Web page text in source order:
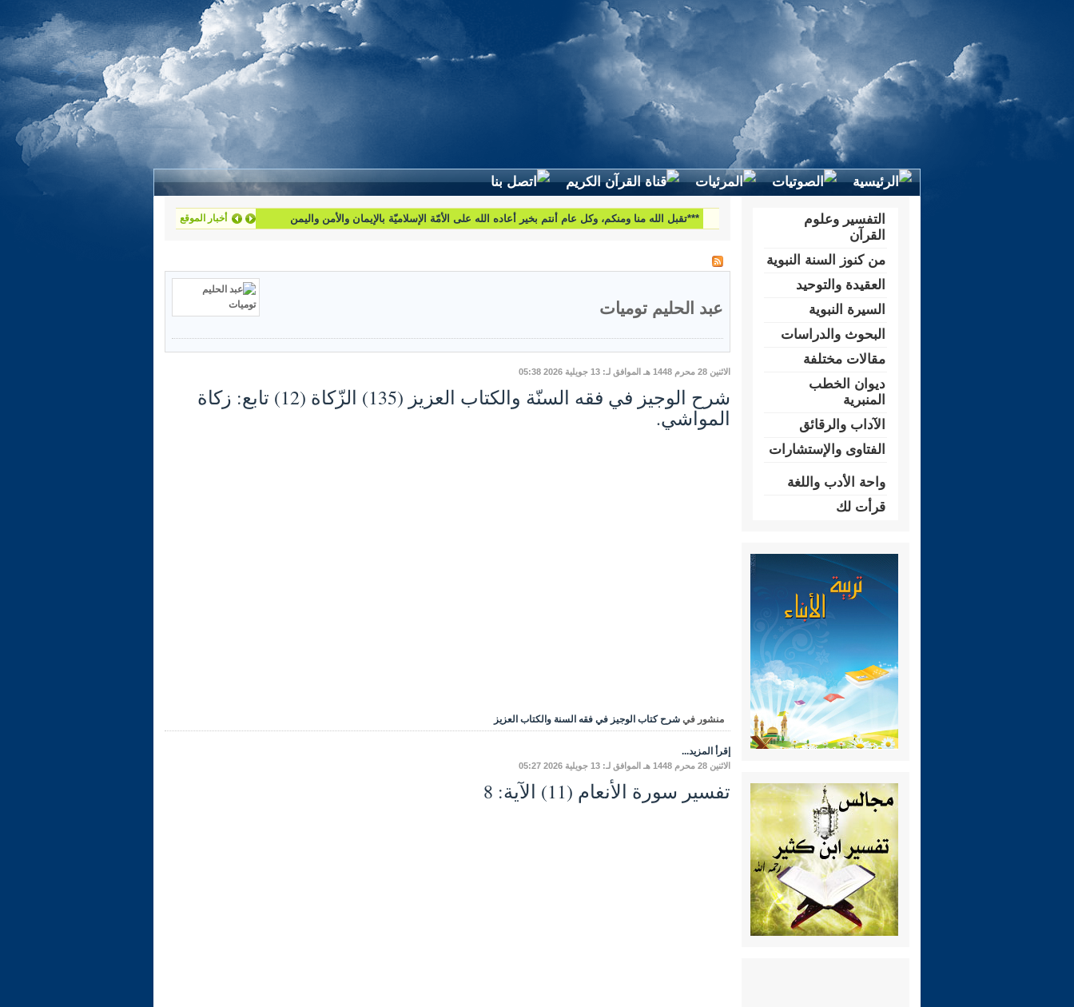
أخبار الموقع
لطرح استفساراتكم وأسئلتكم واقتراحاتكم اتّصلوا بنا على البريد التّالي:
عبد الحليم توميات
الاثنين 28 محرم 1448 هـ الموافق لـ: 13 جويلية 2026 05:38
شرح الوجيز في فقه السنّة والكتاب العزيز (135) الزّكاة (12) تابع: زكاة
المواشي.
منشور في شرح كتاب الوجيز في فقه السنة والكتاب العزيز
إقرأ المزيد...
الاثنين 28 محرم 1448 هـ الموافق لـ: 13 جويلية 2026 05:27
تفسير سورة الأنعام (11) الآية: 8
التفسير وعلوم
القرآن
من كنوز السنة النبوية
العقيدة والتوحيد
السيرة النبوية
البحوث والدراسات
مقالات مختلفة
ديوان الخطب
المنبرية
الآداب والرقائق
الفتاوى والإستشارات
واحة الأدب واللغة
قرأت لك